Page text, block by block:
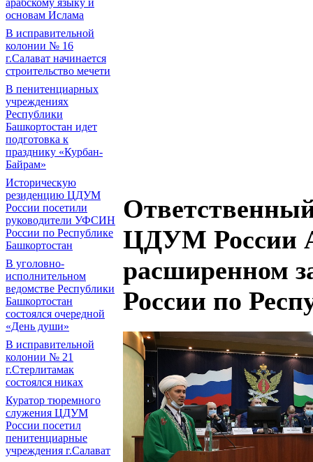
арабскому языку и
основам Ислама
В исправительной
колонии № 16
г.Салават начинается
строительство мечети
В пенитенциарных
учреждениях
Республики
Башкортостан идет
подготовка к
празднику «Курбан-
Байрам»
Историческую
резиденцию ЦДУМ
России посетили
руководители УФСИН
России по Республике
Башкортостан
В уголовно-
исполнительном
ведомстве Республики
Башкортостан
состоялся очередной
«День души»
В исправительной
колонии № 21
г.Стерлитамак
состоялся никах
Куратор тюремного
служения ЦДУМ
России посетил
пенитенциарные
учреждения г.Салават
ЦДУМ России
расширенном
России по